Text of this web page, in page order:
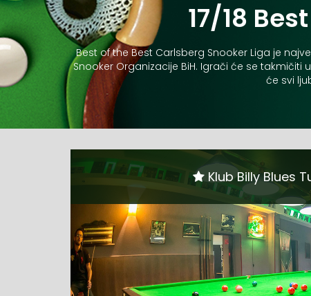
17/18
Best of the Best Carlsberg Snooker Liga je
Snooker Organizacije BiH. Igrači će se
će svi
Klub Billy Blues